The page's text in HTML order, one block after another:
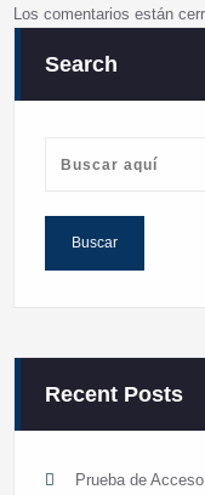
Los comentarios están
Search
Recent Posts
Prueba de